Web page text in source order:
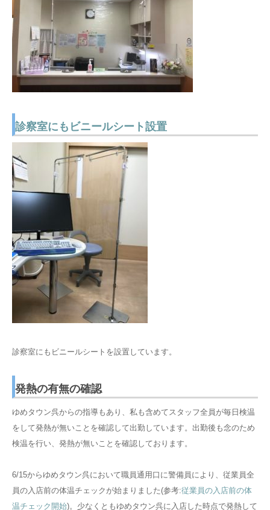
診察室にもビニールシート設置
診察室にもビニールシートを設置しています。
発熱の有無の確認
ゆめタウン呉からの指導もあり、私も含めてスタッフ全員が毎日検温
をして発熱が無いことを確認して出勤しています。出勤後も念のため
検温を行い、発熱が無いことを確認しております。
6/15からゆめタウン呉において職員通用口に警備員により、従業員全
員の入店前の体温チェックが始まりました(参考:従業員の入店前の体
温チェック開始)。少なくともゆめタウン呉に入店した時点で発熱して